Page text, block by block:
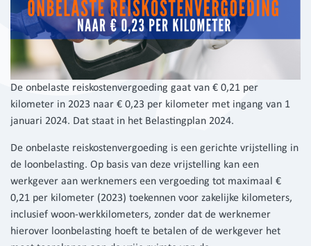
De onbelaste reiskostenvergoeding gaat van € 0,21 per
kilometer in 2023 naar € 0,23 per kilometer met ingang van 1
januari 2024. Dat staat in het Belastingplan 2024.
De onbelaste reiskostenvergoeding is een gerichte vrijstelling in
de loonbelasting. Op basis van deze vrijstelling kan een
werkgever aan werknemers een vergoeding tot maximaal €
0,21 per kilometer (2023) toekennen voor zakelijke kilometers,
inclusief woon-werkkilometers, zonder dat de werknemer
hierover loonbelasting hoeft te betalen of de werkgever het